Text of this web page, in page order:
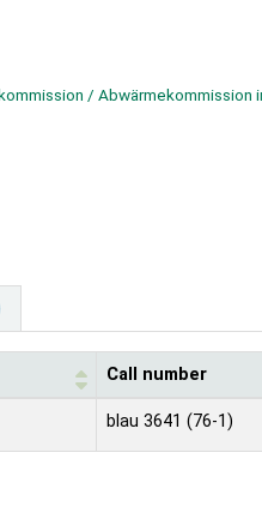
/ Abwärmekommission
Call number
blau 3641 (76-1)